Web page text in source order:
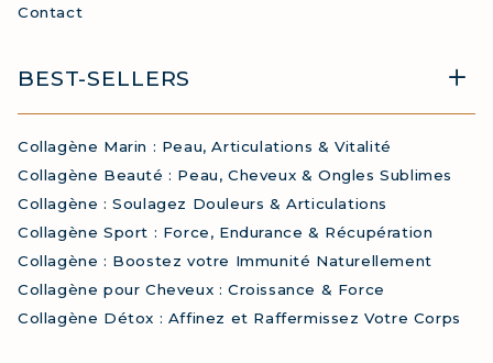
Contact
BEST-SELLERS
Collagène Marin : Peau, Articulations & Vitalité
Collagène Beauté : Peau, Cheveux & Ongles Sublimes
Collagène : Soulagez Douleurs & Articulations
Collagène Sport : Force, Endurance & Récupération
Collagène : Boostez votre Immunité Naturellement
Collagène pour Cheveux : Croissance & Force
Collagène Détox : Affinez et Raffermissez Votre Corps